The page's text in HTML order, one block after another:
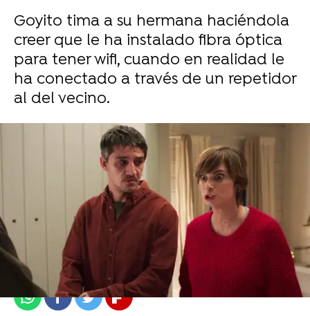
Goyito tima a su hermana haciéndola
creer que le ha instalado fibra óptica
para tener wifi, cuando en realidad le
ha conectado a través de un repetidor
al del vecino.
atresplayer
Madrid
Publicado:09 de enero de 2022, 15:53
WhatsappFacebook
TwitterFlipboard